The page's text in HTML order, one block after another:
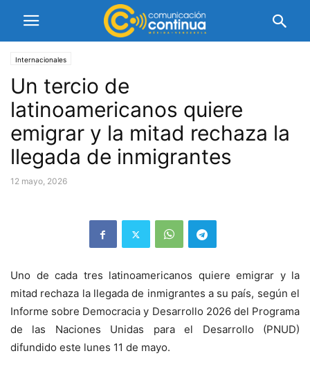
Internacionales
Un tercio de
latinoamericanos quiere
emigrar y la mitad rechaza la
llegada de inmigrantes
12 mayo, 2026
Uno de cada tres latinoamericanos quiere emigrar y la
mitad rechaza la llegada de inmigrantes a su país, según el
Informe sobre Democracia y Desarrollo 2026 del Programa
de las Naciones Unidas para el Desarrollo (PNUD)
difundido este lunes 11 de mayo.